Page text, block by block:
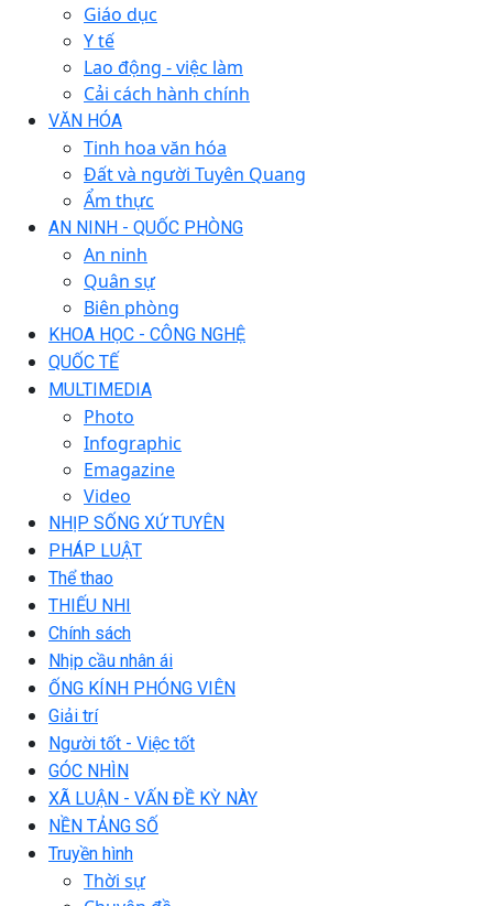
Giáo dục
Y tế
Lao động - việc làm
Cải cách hành chính
VĂN HÓA
Tinh hoa văn hóa
Đất và người Tuyên Quang
Ẩm thực
AN NINH - QUỐC PHÒNG
An ninh
Quân sự
Biên phòng
KHOA HỌC - CÔNG NGHỆ
QUỐC TẾ
MULTIMEDIA
Photo
Infographic
Emagazine
Video
NHỊP SỐNG XỨ TUYÊN
PHÁP LUẬT
Thể thao
THIẾU NHI
Chính sách
Nhịp cầu nhân ái
ỐNG KÍNH PHÓNG VIÊN
Giải trí
Người tốt - Việc tốt
GÓC NHÌN
XÃ LUẬN - VẤN ĐỀ KỲ NÀY
NỀN TẢNG SỐ
Truyền hình
Thời sự